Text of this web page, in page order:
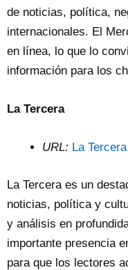
de noticias, política,
internacionales. El
en línea, lo que lo
información para los
La Tercera
URL: La Tercera
La Tercera es un
noticias, política y
y análisis en
importante presencia
para que los lectores